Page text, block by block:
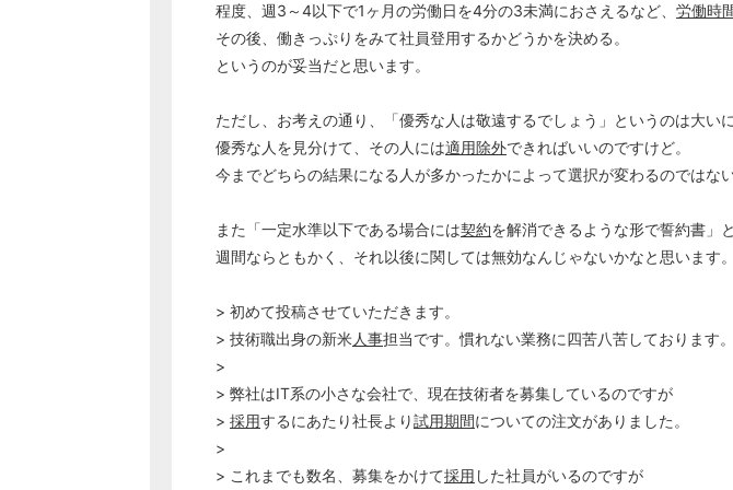
程度、週3～4以下で1ヶ月の労働日を4分の3未満におさえるなど、 労働時
その後、働きっぷりをみて社員登用するかどうかを決める。
というのが妥当だと思います。
ただし、お考えの通り、「優秀な人は敬遠するでしょう」というのは大いに
優秀な人を見分けて、その人には適用除外できればいいのですけど。
今までどちらの結果になる人が多かったかによって選択が変わるのではな
また「一定水準以下である場合には契約を解消できるような形で誓約書」
週間ならともかく、それ以後に関しては無効なんじゃないかなと思います。
> 初めて投稿させていただきます。
> 技術職出身の新米人事担当です。慣れない業務に四苦八苦しております。
>
> 弊社はIT系の小さな会社で、現在技術者を募集しているのですが
> 採用するにあたり社長より試用期間についての注文がありました。
>
> これまでも数名、募集をかけて採用 した社員がいるのですが
経営の知恵